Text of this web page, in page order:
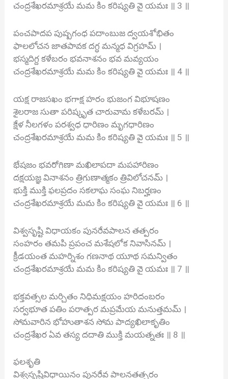
చంద్రశేఖరమాశ్రయే మమ కిం కరిష్యతి వై యమః ॥ 3 ॥
పంచపాదప పుష్పగంధ పదాంబుజ ద్వయశోభితం
ఫాలలోచన జాతపావక దగ్ధ మన్మధ విగ్రహమ్ ।
భస్మదిగ్ద కళేబరం భవనాశనం భవ మవ్యయం
చంద్రశేఖరమాశ్రయే మమ కిం కరిష్యతి వై యమః ॥ 4 ॥
యక్ష రాజసఖం భగాక్ష హరం భుజంగ విభూషణం
శైలరాజ సుతా పరిష్కృత చారువామ కళేబరమ్ ।
క్షేళ నీలగళం పరశ్వధ ధారిణం మృగధారిణం
చంద్రశేఖరమాశ్రయే మమ కిం కరిష్యతి వై యమః ॥ 5 ॥
భేషజం భవరోగిణా మఖిలాపదా మపహారిణం
దక్షయజ్ఞ వినాశనం త్రిగుణాత్మకం త్రివిలోచనమ్ ।
భుక్తి ముక్తి ఫలప్రదం సకలాఘ సంఘ నిబర్హణం
చంద్రశేఖరమాశ్రయే మమ కిం కరిష్యతి వై యమః ॥ 6 ॥
విశ్వసృష్టి విధాయకం పునరేవపాలన తత్పరం
సంహరం తమపి ప్రపంచ మశేషలోక నివాసినమ్ ।
క్రీడయంత మహర్నిశం గణనాథ యూథ సమన్వితం
చంద్రశేఖరమాశ్రయే మమ కిం కరిష్యతి వై యమః ॥ 7 ॥
భక్తవత్సల మర్చితం నిధిమక్షయం హరిదంబరం
సర్వభూత పతిం పరాత్పర మప్రమేయ మనుత్తమమ్ ।
సోమవారిన భోహుతాశన సోమ పాద్యఖిలాకృతిం
చంద్రశేఖర ఏవ తస్య దదాతి ముక్తి మయత్నతః ॥ 8 ॥
ఫలశృతి
విశ్వసృష్టివిధాయినం పునరేవ పాలనతత్పరం